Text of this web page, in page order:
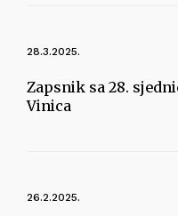
28.3.2025.
Zapsnik sa 28.
Vinica
26.2.2025.